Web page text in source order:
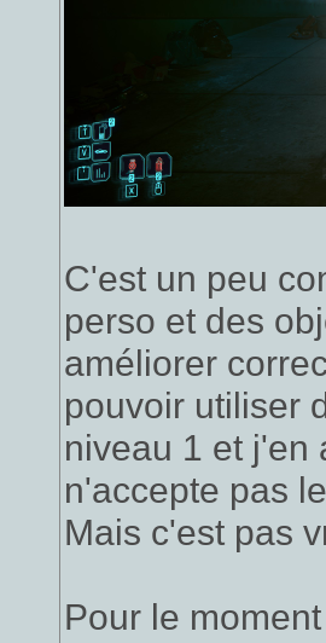
C'est un peu
perso et des
améliorer
pouvoir utiliser
niveau 1 et j'en
n'accepte pas
Mais c'est pas
Pour le